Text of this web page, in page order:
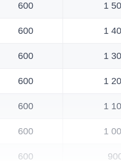
600 1
600 1
600 1
600 1
600 1
600 1
600